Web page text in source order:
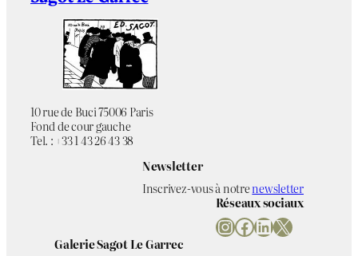
10 rue de Buci 75006 Paris
Fond de cour gauche
Tel. : +33 1 43 26 43 38
Newsletter
Inscrivez-vous à notrenewsletter
Réseaux sociaux
InstagramFacebook LinkedIn X
Galerie Sagot Le Garrec